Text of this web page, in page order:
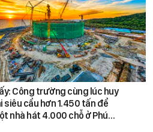
Công trường cùng lúc huy
siêu cẩu hơn 1.450 tấn để
nhà hát 4.000 chỗ ở Phú…